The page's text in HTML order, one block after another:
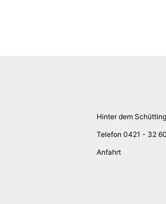
Hinter dem
Telefon 0421 - 32
Anfahrt